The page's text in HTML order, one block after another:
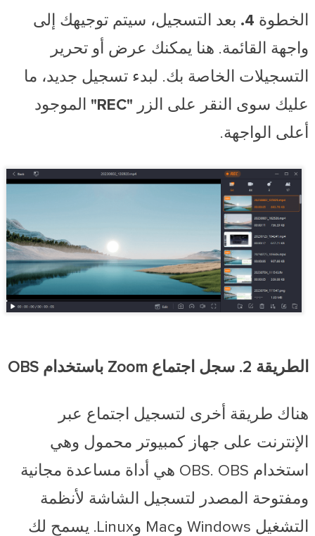
الخطوة 4.
بعد التسجيل، سيتم توجيهك إلى
واجهة القائمة. هنا يمكنك عرض أو تحرير
التسجيلات الخاصة بك. لبدء تسجيل جديد، ما
عليك سوى النقر على الزر "REC"
الموجود
أعلى الواجهة.
الطريقة 2. سجل اجتماع Zoom باستخدام OBS
هناك طريقة أخرى لتسجيل اجتماع عبر
الإنترنت على جهاز كمبيوتر محمول وهي
استخدام OBS. OBS هي أداة مساعدة مجانية
ومفتوحة المصدر لتسجيل الشاشة لأنظمة
التشغيل Windows وMac وLinux. يسمح لك